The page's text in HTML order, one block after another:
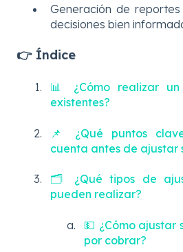
Generación de
decisiones bien
👉 Índice
📊 ¿Cómo realizar
existentes?
📌 ¿Qué puntos
cuenta antes de ajustar
🗂️ ¿Qué tipos de
pueden realizar?
💵 ¿Cómo ajustar
por cobrar?